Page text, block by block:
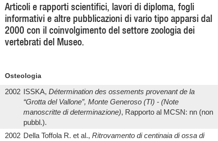
Articoli e rapporti scientifici, lavori di diploma, fogli
informativi e altre pubblicazioni di vario tipo apparsi dal
2000 con il coinvolgimento del settore zoologia dei
vertebrati del Museo.
Osteologia
2002 ISSKA, Détermination des ossements provenant de la
“Grotta del Vallone”, Monte Generoso (TI) - (Note
manoscritte di determinazione), Rapporto al MCSN: nn (non
pubbl.).
2002 Della Toffola R. et al., Ritrovamento di centinaia di ossa di